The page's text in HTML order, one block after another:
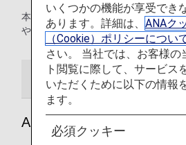
本ページでは、ANA国内線をご利用
や登録方法などをご案内します。
マイルの登録 事後登録方法
ANA国内線の会員登録と
いくつかの機能が享受でき
あります。詳細は、 ANAク
（Cookie）ポリシーについ
さい。 当社では、お客様の
ト閲覧に際して、サービス
いただくために以下の情報
ます。
必須クッキー